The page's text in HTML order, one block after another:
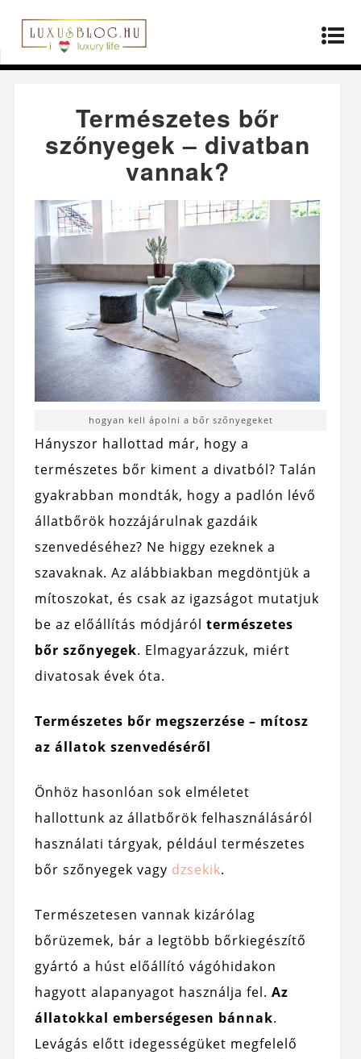
Kezdőlap»Termékek
szőnyegek – divatban vannak?
Természetes bőr
szőnyegek – divatban
vannak?
hogyan kell ápolni a bőr szőnyegeket
Hányszor hallottad már, hogy a
természetes bőr kiment a divatból? Talán
gyakrabban mondták, hogy a padlón lévő
állatbőrök hozzájárulnak gazdáik
szenvedéséhez? Ne higgy ezeknek a
szavaknak. Az alábbiakban megdöntjük a
mítoszokat, és csak az igazságot mutatjuk
be az előállítás módjáról természetes
bőr szőnyegek. Elmagyarázzuk, miért
divatosak évek óta.
Természetes bőr megszerzése – mítosz
az állatok szenvedéséről
Önhöz hasonlóan sok elméletet
hallottunk az állatbőrök felhasználásáról
használati tárgyak, például természetes
bőr szőnyegek vagy dzsekik.
Természetesen vannak kizárólag
bőrüzemek, bár a legtöbb bőrkiegészítő
gyártó a húst előállító vágóhidakon
hagyott alapanyagot használja fel. Az
állatokkal emberségesen bánnak.
Levágás előtt idegességüket megfelelő